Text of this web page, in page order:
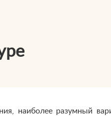
наиболее разумный